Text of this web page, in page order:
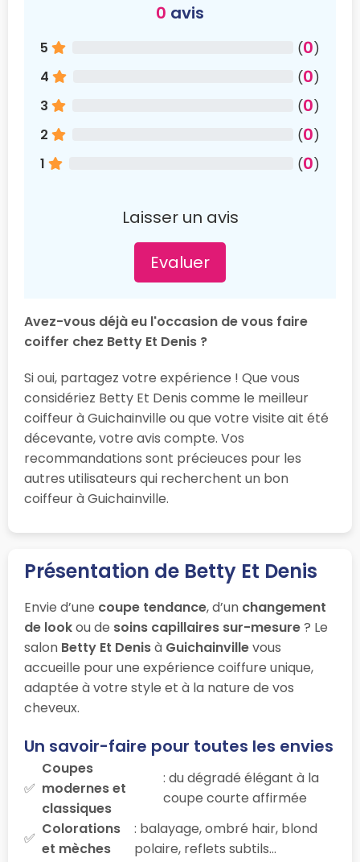
0 avis
5 (0)
4
(0)
3
(0)
2
(0)
1
(0)
Laisser un avis
Evaluer
Avez-vous déjà eu l'occasion de vous faire
coiffer chez Betty Et Denis ?
Si oui, partagez votre expérience ! Que vous
considériez Betty Et Denis comme le meilleur
coiffeur à Guichainville ou que votre visite ait été
décevante, votre avis compte. Vos
recommandations sont précieuces pour les
autres utilisateurs qui recherchent un bon
coiffeur à Guichainville.
Présentation de Betty Et Denis
Envie d’une coupe tendance, d’un changement
de lookou de soins capillaires sur-mesure? Le
salon Betty Et Denisà Guichainvillevous
accueille pour une expérience coiffure unique,
adaptée à votre style et à la nature de vos
cheveux.
Un savoir-faire pour toutes les envies
Coupes
modernes et
classiques
: du dégradé élégant à la
coupe courte affirmée
Colorations
et mèches
: balayage, ombré hair, blond
polaire, reflets subtils…